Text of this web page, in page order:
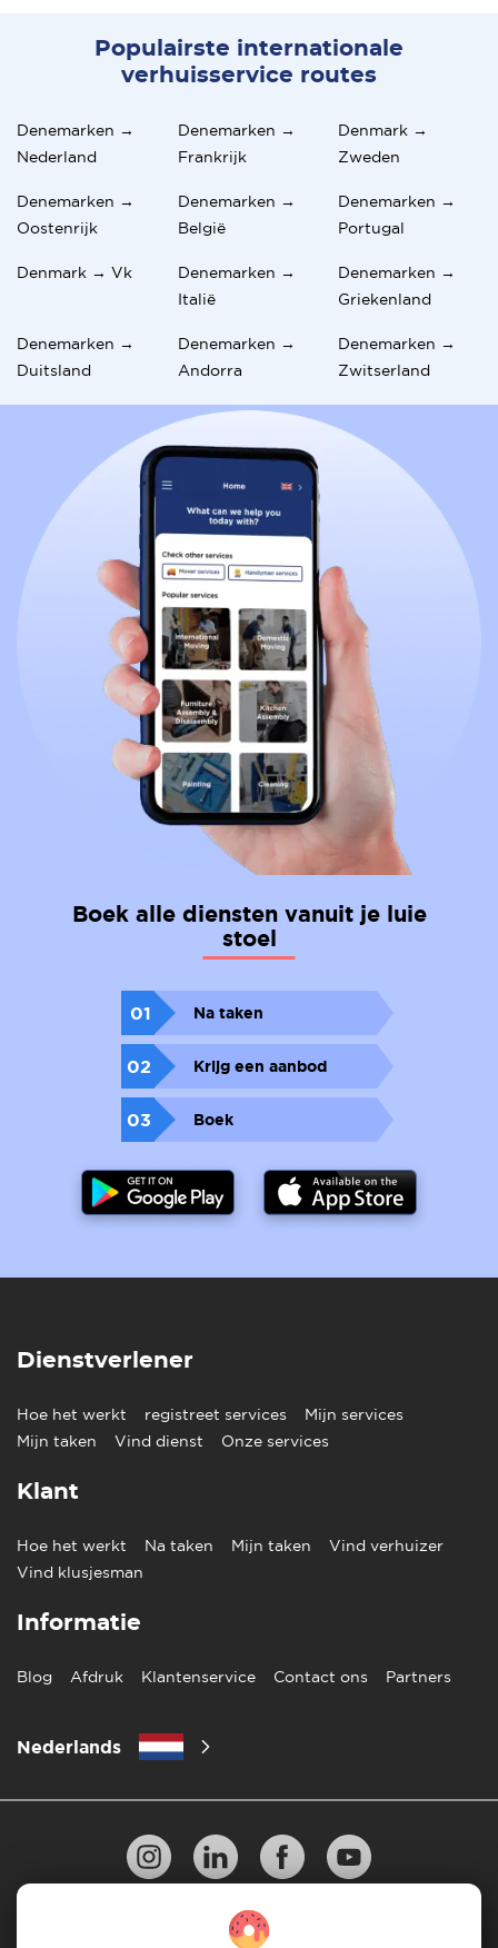
Populairste internationale
verhuisservice routes
Denemarken →
Nederland
Denemarken →
Frankrijk
Denmark →
Zweden
Denemarken →
Oostenrijk
Denemarken →
België
Denemarken →
Portugal
Denmark → Vk
Denemarken →
Italië
Denemarken →
Griekenland
Denemarken →
Duitsland
Denemarken →
Andorra
Denemarken →
Zwitserland
Boek alle diensten vanuit je luie
stoel
01 Na taken
02 Krijg een aanbod
03 Boek
Dienstverlener
Hoe het werkt registreet services
Mijn services
Mijn taken
Vind dienst Onze services
Klant
Hoe het werkt Na taken Mijn taken
Vind verhuizer
Vind klusjesman
Informatie
Blog Afdruk Klantenservice Contact ons Partners
Nederlands
10 regels voor succesvol verhuizen